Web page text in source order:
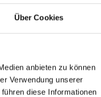
Über Cookies
anbieten zu können
Verwendung unserer
diese Informationen